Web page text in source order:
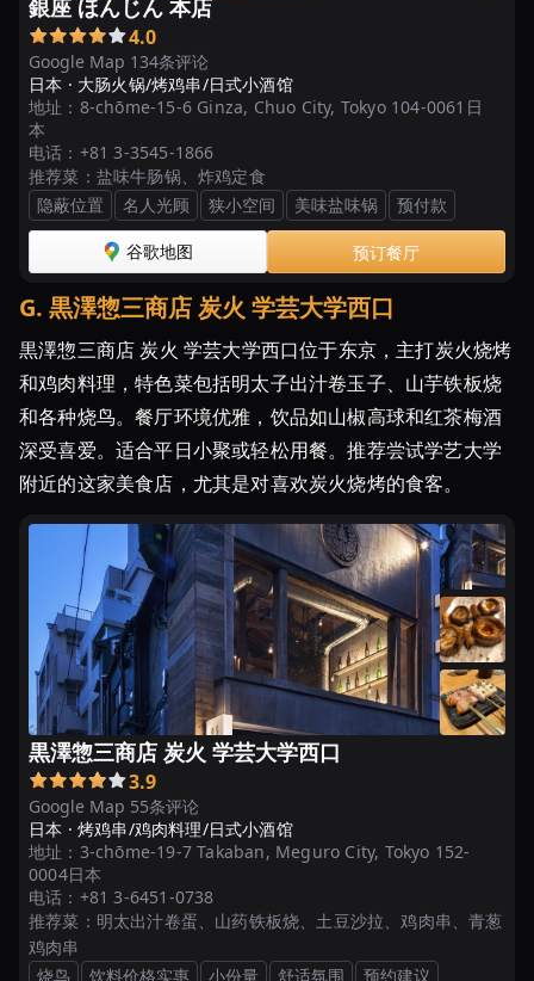
銀座 ほんじん 本店
Google Map 134条评论
4.0
日本 · 大肠火锅/烤鸡串/日式小酒馆
地址： 8-chōme-15-6 Ginza, Chuo City, Tokyo 104-0061日
本
电话： +81 3-3545-1866
推荐菜： 盐味牛肠锅、炸鸡定食
隐蔽位置
名人光顾 狭小空间 美味盐味锅 预付款
谷歌地图 预订餐厅
G. 黒澤惣三商店 炭火 学芸大学西口
黒澤惣三商店 炭火 学芸大学西口位于东京，主打炭火烧烤
和鸡肉料理，特色菜包括明太子出汁卷玉子、山芋铁板烧
和各种烧鸟。餐厅环境优雅，饮品如山椒高球和红茶梅酒
深受喜爱。适合平日小聚或轻松用餐。推荐尝试学艺大学
附近的这家美食店，尤其是对喜欢炭火烧烤的食客。
黒澤惣三商店 炭火 学芸大学西口
Google Map 55条评论
3.9
日本 · 烤鸡串/鸡肉料理/日式小酒馆
地址： 3-chōme-19-7 Takaban, Meguro City, Tokyo 152-
0004日本
电话： +81 3-6451-0738
推荐菜： 明太出汁卷蛋、山药铁板烧、土豆沙拉、鸡肉串、青葱
鸡肉串
烧鸟
饮料价格实惠 小份量 舒适氛围 预约建议